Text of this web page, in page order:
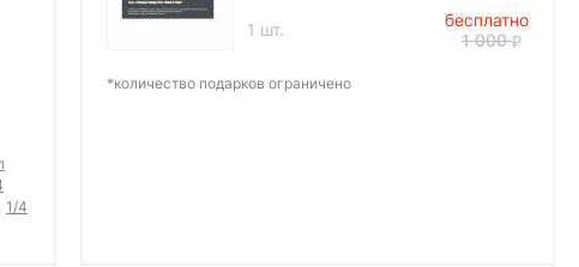
1/4
1 шт.
бесплатно
1 000
*количество подарков ограничено